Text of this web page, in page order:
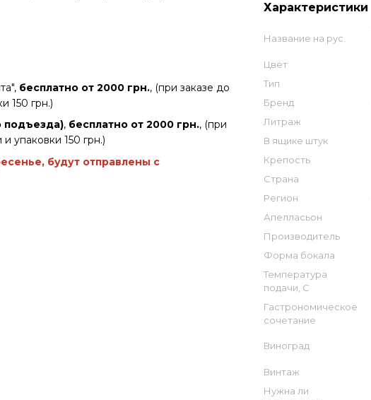
бесплатно от 2000 грн., (при заказе до
150 грн.)
подъезда), бесплатно от 2000 грн., (при
упаковки 150 грн.)
будут отправлены с
Характеристики
Название на рус.
Цвет
Тип
Бренд
Литраж
В ящике штук
Крепость
Страна
Регион
Апелласьон
Производитель
Форма бокала
Температура
подачи, С
Гастрономическое
сочетание
Виноград
Винтаж
Нужна ли